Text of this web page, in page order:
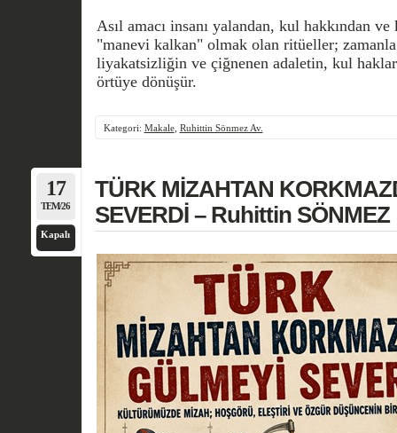
Asıl amacı insanı yalandan, kul hakkından
"manevi kalkan" olmak olan ritüeller; zamanla
liyakatsizliğin ve çiğnenen adaletin, kul
örtüye dönüşür.
Kategori: Makale, Ruhittin Sönmez Av.
17
TEM/26
Kapalı
TÜRK MİZAHTAN
SEVERDİ – Ruhittin SÖNMEZ